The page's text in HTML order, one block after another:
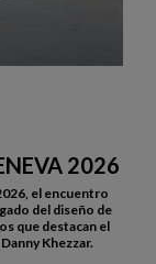
2026
el encuentro
del diseño de
que destacan el
Khezzar.